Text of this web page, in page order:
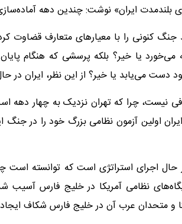
بلندمدت ایران» نوشت: چندین دهه‌
جنگ کنونی را با معیارهای متعارف قضاوت
می‌خورد یا خیر؟ بلکه پرسشی که هنگام
دست می‌یابد یا خیر؟ از این نظر، ایران
نیست، چرا که تهران نزدیک به چهار دهه
حال اجرای استراتژی‌ است که توانسته است
نظامی آمریکا در خلیج فارس آسیب
و متحدان عرب آن در خلیج فارس شکاف